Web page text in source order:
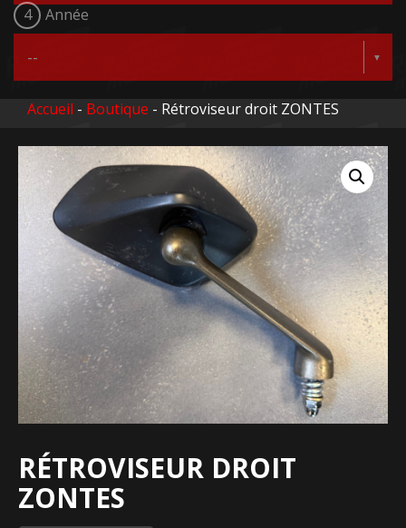
4 Année
Accueil - Boutique - Rétroviseur droit ZONTES
RÉTROVISEUR DROIT
ZONTES